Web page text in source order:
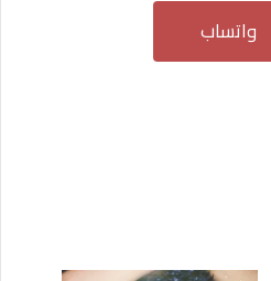
واتساب